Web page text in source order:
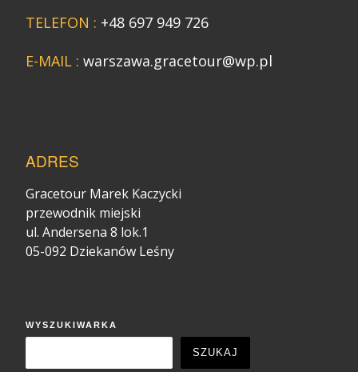
TELEFON : +48 697 949 726
E-MAIL : warszawa.gracetour@wp.pl
ADRES
Gracetour Marek Kaczycki
przewodnik miejski
ul. Andersena 8 lok.1
05-092 Dziekanów Leśny
WYSZUKIWARKA
SZUKAJ